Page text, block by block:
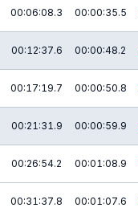
00:06:08.3 00:00:35.5
00:12:37.6 00:00:48.2
00:17:19.7 00:00:50.8
00:21:31.9 00:00:59.9
00:26:54.2 00:01:08.9
00:31:37.8 00:01:07.6